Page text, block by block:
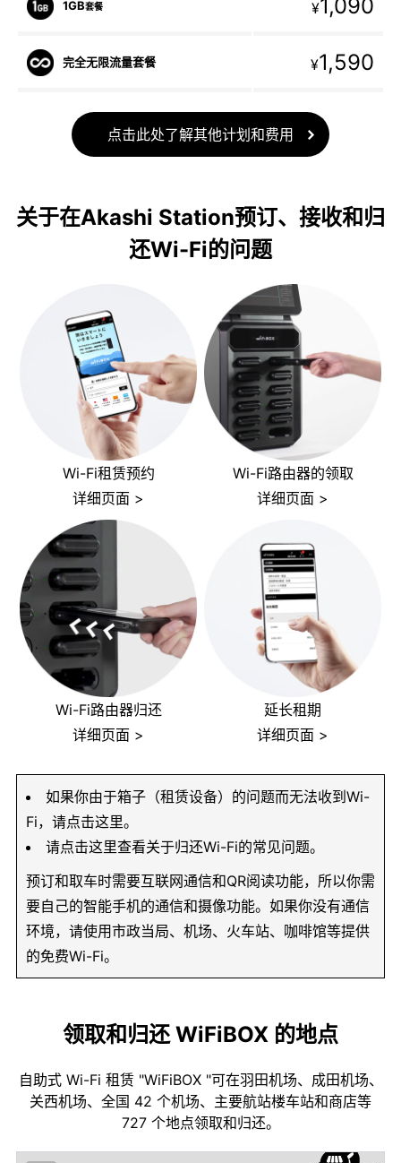
1GB套餐 ¥1,090
完全无限流量套餐 ¥1,590
点击此处了解其他计划和费用
关于在Akashi Station预订、接收和归
还Wi-Fi的问题
Wi-Fi租赁预约
详细页面 >
Wi-Fi路由器的领取
详细页面 >
Wi-Fi路由器归还
详细页面 >
延长租期
详细页面 >
如果你由于箱子（租赁设备）的问题而无法收到Wi-
Fi，请点击这里。
请点击这里查看关于归还Wi-Fi的常见问题。
预订和取车时需要互联网通信和QR阅读功能，所以你需
要自己的智能手机的通信和摄像功能。如果你没有通信
环境，请使用市政当局、机场、火车站、咖啡馆等提供
的免费Wi-Fi。
领取和归还 WiFiBOX 的地点
自助式 Wi-Fi 租赁 "WiFiBOX "可在羽田机场、成田机场、
关西机场、全国 42 个机场、主要航站楼车站和商店等
727 个地点领取和归还。